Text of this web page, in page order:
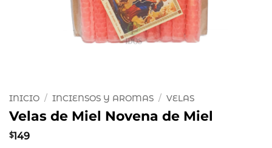
INICIO / INCIENSOS Y AROMAS / VELAS
Velas de Miel Novena de Miel
$149